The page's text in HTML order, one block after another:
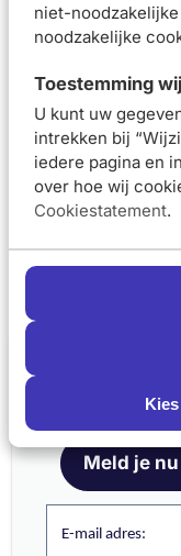
niet-
noodzakelijke
Toestemming
U kunt uw
intrekken bij
iedere pagina en
over hoe wij
Cookiestatement.
Schrijf je nu in en
en ontvang
Meld je
E-mail adres:
Samenstelling
Beoordelingen (
Aanbevolen
Photoaging
Eucerin Sun
Protect Sun Gel-
Gezicht en
SPF50+
Eucerin Sun
Control SPF50+